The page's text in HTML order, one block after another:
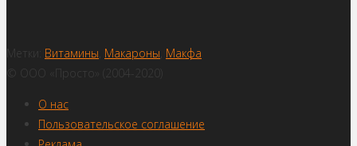
Метки: Витамины Макароны Макфа
© ООО «Просто» (2004-2020)
О нас
Пользовательское соглашение